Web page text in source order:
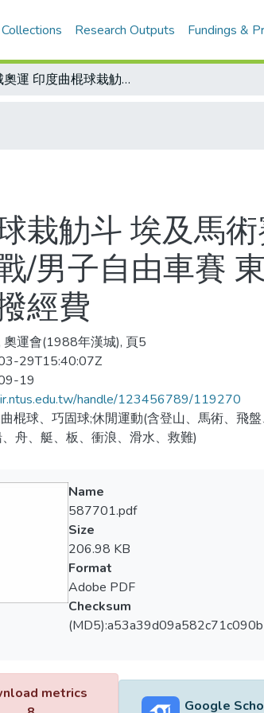
Research Outputs Fundings &
漢城奧運 印度曲棍球栽觔斗 埃及馬術賽爆冷門/男子跳水好戲上場 帆船比賽必有苦戰/男子自由車賽 東德獲一金牌/七國杯葛漢城奧運 國際奧會停撥經費
栽觔斗 埃及馬
/男子自由車賽
經費
奧運會(1988年漢城), 頁5
29T15:40:07Z
19
handle/123456789/119270
棍球、巧固球;休閒運動(含登山、馬術、飛
舟、艇、板、衝浪、滑水、救難)
Name
587701.pdf
Size
206.98 KB
Format
Adobe PDF
Checksum
metrics
Google